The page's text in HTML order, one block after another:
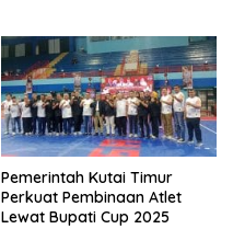
Pemerintah Kutai Timur
Perkuat Pembinaan Atlet
Lewat Bupati Cup 2025